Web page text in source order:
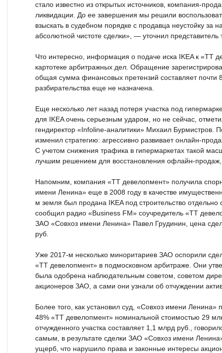
стало известно из открытых источников, компания-
ликвидации. До ее завершения мы решили
взыскать в судебном порядке с продавца неустойку за
абсолютной чистоте сделки», — уточнил представитель
Что интересно, информация о подаче иска IKEA к «ТТ
картотеке арбитражных дел. Обращение
общая сумма финансовых претензий составляет почти
разбирательства еще не назначена.
Еще несколько лет назад потеря участка под
для IKEA очень серьезным ударом, но не сейчас,
гендиректор «Infoline-аналитики» Михаил Бурмистров.
изменил стратегию: агрессивно развивает онлайн-
С учетом снижения трафика в гипермаркетах такой
лучшим решением для восстановления офлайн-продаж,
Напомним, компания «ТТ девелопмент» получила
имени Ленина» еще в 2008 году в качестве
м земля был продана IKEA под строительство отдельно
сообщил радио «Business FM» соучредитель «ТТ
ЗАО «Совхоз имени Ленина» Павел Грудинин, цена
руб.
Уже 2017-м несколько миноритариев ЗАО оспорили
«ТТ девелопмент» в подмосковном арбитраже. Они
была одобрена наблюдательным советом, советом
акционеров ЗАО, а сами они узнали об отчуждении
Более того, как установил суд, «Совхоз имени
48% «ТТ девелопмент» номинальной стоимостью 29
отчужденного участка составляет 1,1 млрд руб.,
самым, в результате сделки ЗАО «Совхоз имени
ущерб, что нарушило права и законные интересы